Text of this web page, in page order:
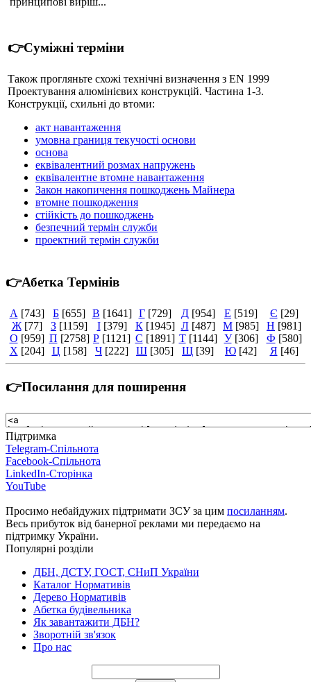
👉Суміжні терміни
Також прогляньте схожі технічні визначення з EN 1999
Проектування алюмінієвих конструкцій. Частина 1-3.
Конструкції, схильні до втоми:
акт навантаження
умовна границя текучості основи
основа
еквівалентний розмах напружень
еквівалентне втомне навантаження
Закон накопичення пошкоджень Майнера
втомне пошкодження
стійкість до пошкоджень
безпечний термін служби
проектний термін служби
👉Абетка Термінів
А [743] Б [655] В [1641] Г [729] Д [954] Е [519] Є [29]
Ж [77] З [1159] І [379] К [1945] Л [487] М [985] Н [981]
О [959] П [2758] Р [1121] С [1891] Т [1144] У [306] Ф [580]
Х [204] Ц [158] Ч [222] Ш [305] Щ [39] Ю [42] Я [46]
👉Посилання для поширення
Підтримка
Telegram-Спільнота
Facebook-Спільнота
LinkedIn-Сторінка
YouTube
Просимо небайдужих підтримати ЗСУ за цим посиланням.
Весь прибуток від банерної реклами ми передаємо на
підтримку України.
Популярні розділи
ДБН, ДСТУ, ГОСТ, СНиП України
Каталог Нормативів
Дерево Нормативів
Абетка будівельника
Як завантажити ДБН?
Зворотній зв'язок
Про нас